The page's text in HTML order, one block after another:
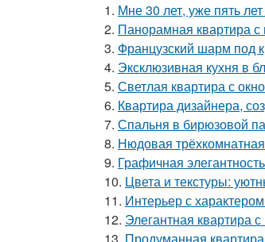
1. Мне 30 лет, уже пять
2. Панорамная квартира
3. Французский шарм под
4. Эксклюзивная кухня в
5. Светлая квартира с
6. Квартира дизайнера,
7. Спальня в бирюзовой
8. Нюдовая
9. Графичная
10. Цвета и текстуры:
11. Интерьер с
12. Элегантная квартира